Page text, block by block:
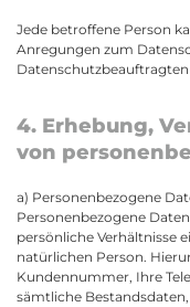
Jede betroffene Person
Anregungen zum
4. Erhebung,
von
a) Personenbezogene
Personenbezogene
persönliche Verhältnisse
natürlichen Person.
Kundennummer, Ihre
sämtliche Bestandsdaten,